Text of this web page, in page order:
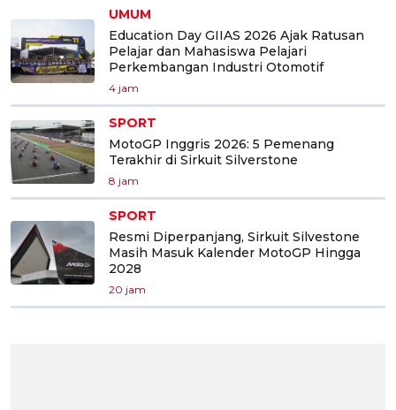
UMUM
Education Day GIIAS 2026 Ajak Ratusan
Pelajar dan Mahasiswa Pelajari
Perkembangan Industri Otomotif
4 jam
SPORT
MotoGP Inggris 2026: 5 Pemenang
Terakhir di Sirkuit Silverstone
8 jam
SPORT
Resmi Diperpanjang, Sirkuit Silvestone
Masih Masuk Kalender MotoGP Hingga
2028
20 jam